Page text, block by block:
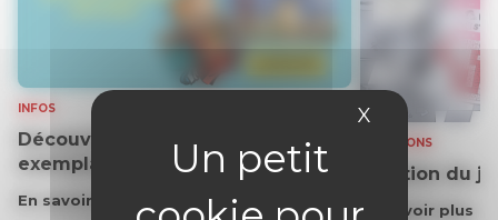
X Masquer le
INFOS
Découvrez gratuitement un
exemplaire du journal !
En savoir plus
SOLUTIONS
Solution du
En savoir plus